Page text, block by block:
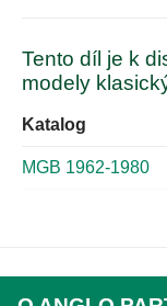
Tento díl je k
modely
Katalog
MGB 1962-1980